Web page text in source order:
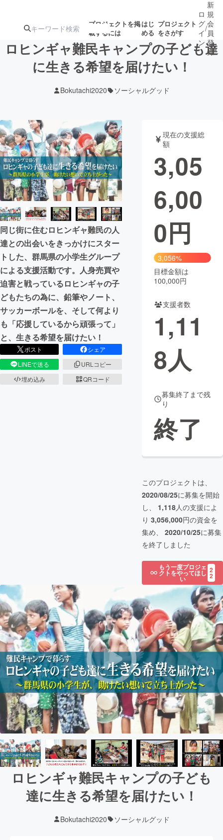
プロジェクトを掲
載するには
はじ
める
プロジェクト
をさがす
ターン
ジェクト
ロジェクト
アート・写真 音楽
テクノロジー・ガジェット ゲーム・サ
映像・映画
ビジネス・起業
まちづくり・地域活性化
CAMPFIRE for Social Good
CAMPFIRE Creation
CAMPFIREふるさと納税machi-ya コミュニティ
ロ
グ
イ
ン
/
新
規
会
員
登
録
ロヒンギャ難民キャンプの子ども達
に生きる希望を届けたい！
Bokutachi2020 ソーシャルグッド
同じ街に住むロヒンギャ難民の人
達との出会いをきっかけにスター
トした、群馬県の小学生グループ
による支援活動です。人身売買や
迫害と戦っているロヒンギャの子
どもたちの為に、鉛筆やノート、
サッカーボールを、そして何より
も「応援しているから頑張って」
と、生きる希望を届けたい！
ポスト
シェア
LINEで送る
URLコピー
埋め込み
QRコード
現在の支援総
額
3,05
6,00
0円
3,056%
目標金額は
100,000円
支援者数
1,11
8人
募集終了まで残
り
終了
このプロジェクトは、
2020/08/25に募集を開始
し、 1,118人の支援によ
り 3,056,000円の資金を
集め、 2020/10/25に募集
を終了しました
もう一度プロジェ
クトをやってほし
い
2
2
ロヒンギャ難民キャンプの子ども
達に生きる希望を届けたい！
Bokutachi2020 ソーシャルグッド